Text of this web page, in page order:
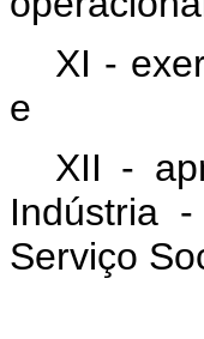
XI -
e
XII -
Indústria
Serviço